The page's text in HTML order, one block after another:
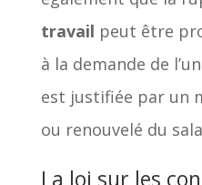
travail peut être
à la demande de
est justifiée par un
ou renouvelé du
La loi sur les